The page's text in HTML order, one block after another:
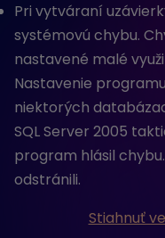
Pri vytváraní
systémovú chybu.
nastavené malé
Nastavenie
niektorých
SQL Server 2005
program hlásil
odstránili.
Stiahnuť